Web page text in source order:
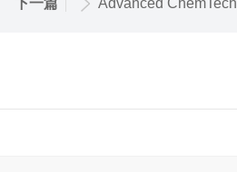
下一篇 Advanced